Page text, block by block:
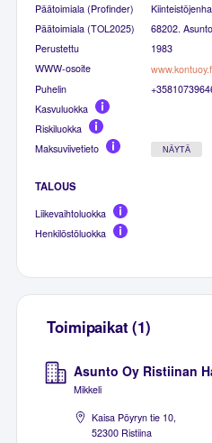
Päätoimiala (Profinder)
Päätoimiala (TOL2025)
68202.
Perustettu
1983
WWW-osoite
Puhelin
Kasvuluokka
Riskiluokka
Maksuviivetieto
NÄYTÄ
TALOUS
Liikevaihtoluokka
Henkilöstöluokka
Toimipaikat (1)
Asunto Oy Ristiinan
Mikkeli
Kaisa Pöyryn tie 10,
52300 Ristiina